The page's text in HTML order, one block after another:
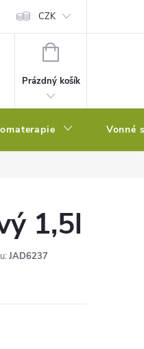
CZK
NÁKUPNÍ
Prázdný košík
Vonné
1,5l
JAD6237